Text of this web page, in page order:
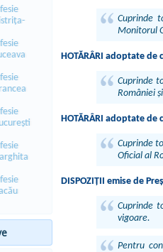
Cuprinde
Monitorul
HOTĂRÂRI adoptate
Cuprinde
României
HOTĂRÂRI adoptate
Cuprinde
Oficial al
DISPOZIȚII emise de
Cuprinde
vigoare.
Pentru